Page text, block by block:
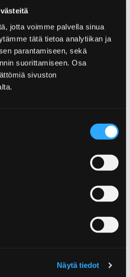
jotta voimme palvella sinua
tätä tietoa analytiikan ja
parantamiseen, sekä
suorittamiseen. Osa
sivuston
Näytä tiedot
und genießen
und
zahlreiche Arten von
reichliche Restaurant-